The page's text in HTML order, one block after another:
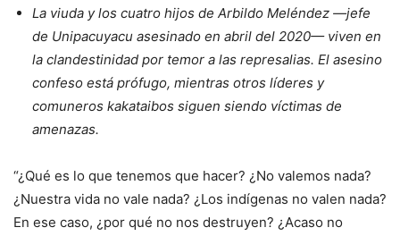
La viuda y los cuatro hijos de Arbildo Meléndez —jefe
de Unipacuyacu asesinado en abril del 2020— viven en
la clandestinidad por temor a las represalias. El asesino
confeso está prófugo, mientras otros líderes y
comuneros kakataibos siguen siendo víctimas de
amenazas.
“¿Qué es lo que tenemos que hacer? ¿No valemos nada?
¿Nuestra vida no vale nada? ¿Los indígenas no valen nada?
En ese caso, ¿por qué no nos destruyen? ¿Acaso no